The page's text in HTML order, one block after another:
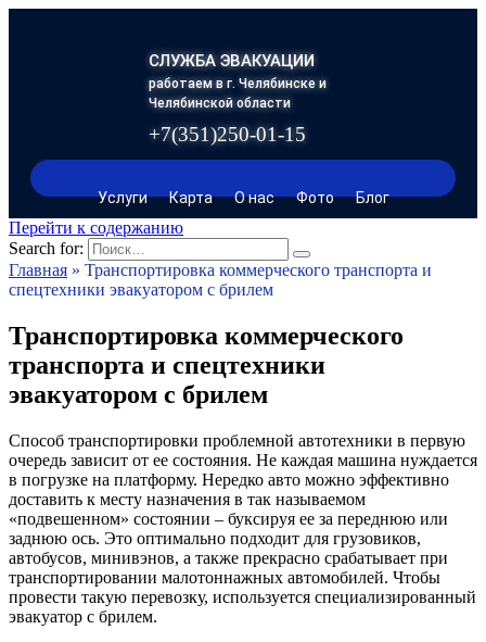
СЛУЖБА ЭВАКУАЦИИ
работаем в г. Челябинске и
Челябинской области
+7(351)250-01-15
Услуги Карта О нас Фото Блог
Перейти к содержанию
Search for:
Главная » Транспортировка коммерческого транспорта и
спецтехники эвакуатором с брилем
Транспортировка коммерческого
транспорта и спецтехники
эвакуатором с брилем
Способ транспортировки проблемной автотехники в первую
очередь зависит от ее состояния. Не каждая машина нуждается
в погрузке на платформу. Нередко авто можно эффективно
доставить к месту назначения в так называемом
«подвешенном» состоянии – буксируя ее за переднюю или
заднюю ось. Это оптимально подходит для грузовиков,
автобусов, минивэнов, а также прекрасно срабатывает при
транспортировании малотоннажных автомобилей. Чтобы
провести такую перевозку, используется специализированный
эвакуатор с брилем.